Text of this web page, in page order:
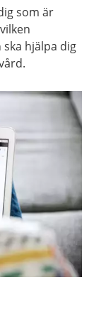
som är
hjälpa dig